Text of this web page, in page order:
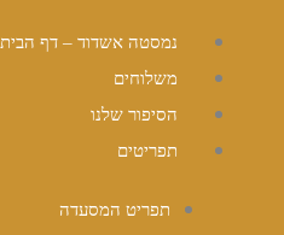
נמסטה אשדוד – דף הבית
משלוחים
הסיפור שלנו
תפריטים
תפריט המסעדה